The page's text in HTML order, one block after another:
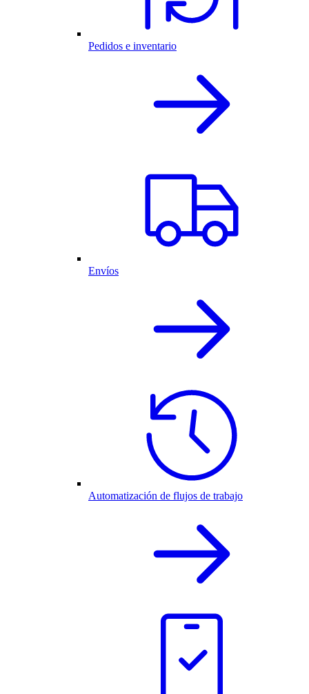
Pedidos e inventario
Envíos
Automatización de flujos de trabajo